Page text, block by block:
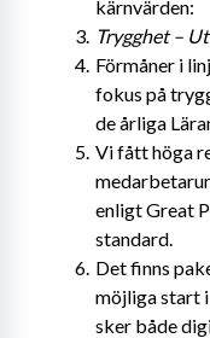
kärnvärden:
Trygghet –
Förmåner i
fokus på
de årliga
Vi fått höga
enligt Great
standard.
Det finns
möjliga start
sker både